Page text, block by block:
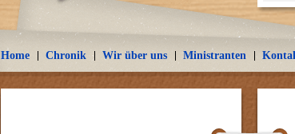
Home Chronik Wir über uns Ministranten